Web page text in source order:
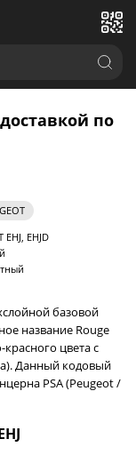
доставкой по
EHJ, EHJD
базовой
название Rouge
цвета с
Данный кодовый
PSA (Peugeot /